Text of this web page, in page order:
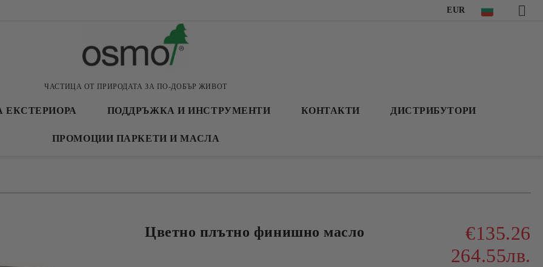
EUR
ЧАСТИЦА ОТ ПРИРОДАТА ЗА ПО-ДОБЪР ЖИВОТ
ЕКСТЕРИОРА ПОДДРЪЖКА И ИНСТРУМЕНТИ КОНТАКТИ ДИСТРИБУТОРИ
ПРОМОЦИИ ПАРКЕТИ И МАСЛА
Цветно плътно финишно масло
€135.26
264.55лв.